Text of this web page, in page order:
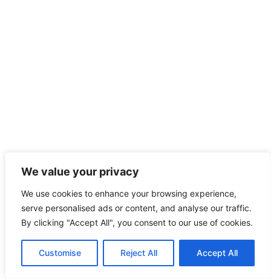
We value your privacy
We use cookies to enhance your browsing experience,
serve personalised ads or content, and analyse our traffic.
By clicking "Accept All", you consent to our use of cookies.
Customise Reject All Accept All